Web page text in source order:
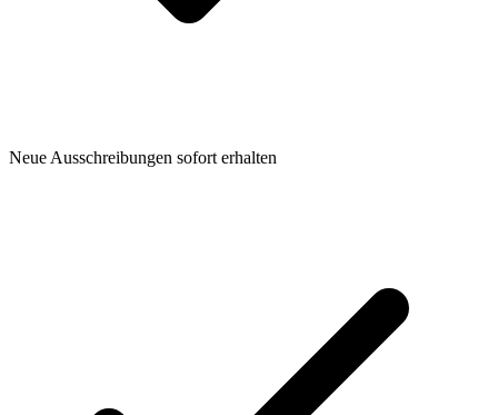
Neue Ausschreibungen sofort erhalten